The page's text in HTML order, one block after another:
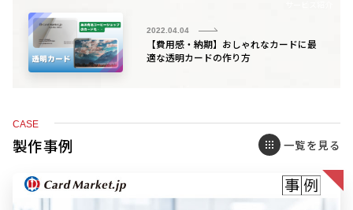
2022.04.04
【費用感・納期】おしゃれなカードに最
適な透明カードの作り方
CASE
製作事例 一覧を見る